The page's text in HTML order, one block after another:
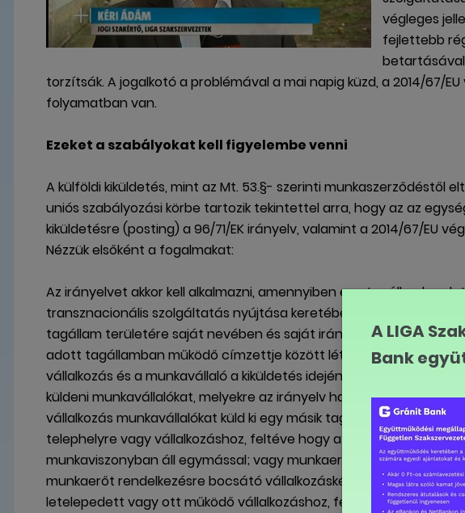
végleges
fejlettebb
betartásával
torzítsák. A jogalkotó a problémával a mai napig küzd, a 2014/67/
folyamatban van.
Ezeket a szabályokat kell figyelembe venni
A külföldi kiküldetés, mint az Mt. 53.§- szerinti munkaszerződéstől
uniós szabályozási körbe tartozik tekintettel arra, hogy az az
kiküldetésre (posting) a 96/71/EK irányelv, valamint a 2014/67/EU
Nézzük elsőként a fogalmakat:
Az irányelvet akkor kell alkalmazni, amennyiben egy tagállamban
transznacionális szolgáltatás nyújtása keretében ideiglenes
tagállam területére saját nevében és saját irányítása alatt, a
adott tagállamban működő címzettje között létrejött szerződés
vállalkozás és a munkavállaló a kiküldetés idején munkaviszonyban
küldeni munkavállalókat, melyekre az irányelv hatálya szintén
vállalkozás munkavállalókat küld ki egy másik tagállam területén
telephelyre vagy vállalkozáshoz, feltéve hogy a kiküldő vállalkozás
munkaviszonyban áll egymással; vagy munkaerő-kölcsönzéssel
munkaerőt rendelkezésre bocsátó vállalkozásként munkavállalót
letelepedett vagy ott működő vállalkozáshoz, feltéve hogy a
A LIGA
Bank